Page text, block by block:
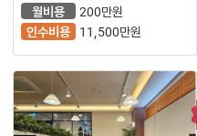
월비용
200만원
인수비용
11,500만원